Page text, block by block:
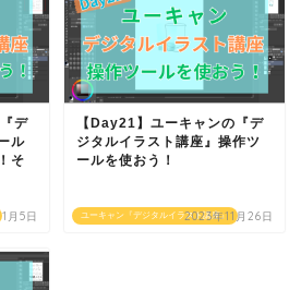
デ
ル
そ
月5日 ユーキャン『デジタルイラスト講座』
【Day21】ユーキャンの『デ
ジタルイラスト講座』操作ツ
ールを使おう！
2023年11月26日